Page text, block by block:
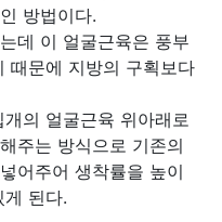
방법이다.
데 이 얼굴근육은 풍부
때문에 지방의 구획보다
의 얼굴근육 위아래로
주는 방식으로 기존의
어주어 생착률을 높이
된다.